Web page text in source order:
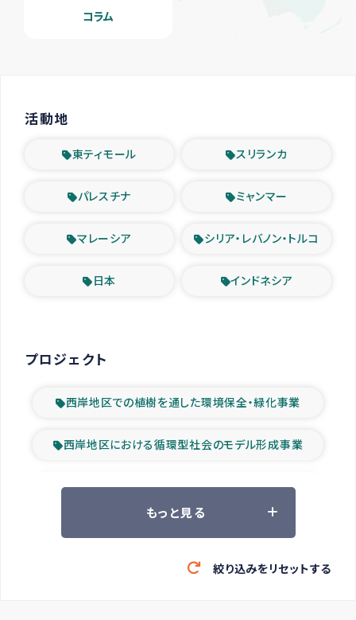
コラム
活動地
東ティモール スリランカ
パレスチナ ミャンマー
マレーシア シリア・レバノン・トルコ
日本 インドネシア
プロジェクト
西岸地区での植樹を通した環境保全・緑化事業
西岸地区における循環型社会のモデル形成事業
ツアー参加者の声
緊急救援の時代
もっと見る
絞り込みをリセットする